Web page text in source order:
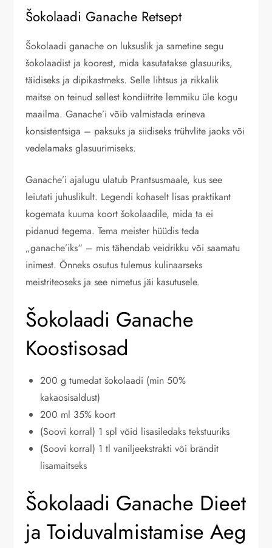
Šokolaadi Ganache Retsept
Šokolaadi ganache on luksuslik ja sametine segu
šokolaadist ja koorest, mida kasutatakse glasuuriks,
täidiseks ja dipikastmeks. Selle lihtsus ja rikkalik
maitse on teinud sellest kondiitrite lemmiku üle kogu
maailma. Ganache’i võib valmistada erineva
konsistentsiga – paksuks ja siidiseks trühvlite jaoks või
vedelamaks glasuurimiseks.
Ganache’i ajalugu ulatub Prantsusmaale, kus see
leiutati juhuslikult. Legendi kohaselt lisas praktikant
kogemata kuuma koort šokolaadile, mida ta ei
pidanud tegema. Tema meister hüüdis teda
„ganache’iks“ – mis tähendab veidrikku või saamatu
inimest. Õnneks osutus tulemus kulinaarseks
meistriteoseks ja see nimetus jäi kasutusele.
Šokolaadi Ganache
Koostisosad
200 g tumedat šokolaadi (min 50%
kakaosisaldust)
200 ml 35% koort
(Soovi korral) 1 spl võid lisasiledaks tekstuuriks
(Soovi korral) 1 tl vaniljeekstrakti või brändit
lisamaitseks
Šokolaadi Ganache Dieet
ja Toiduvalmistamise Aeg